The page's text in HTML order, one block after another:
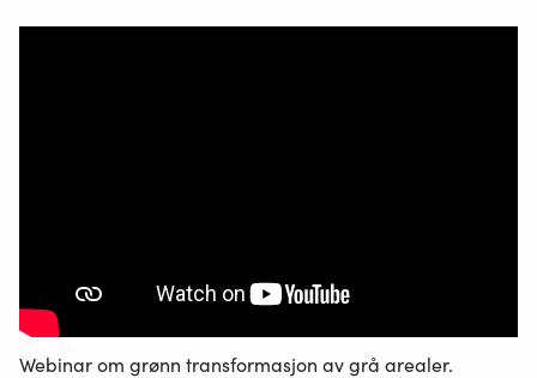
Webinar om grønn transformasjon av grå arealer.